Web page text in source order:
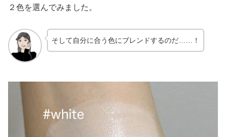
２色を選んでみました。
そして自分に合う色にブレンドするのだ……！